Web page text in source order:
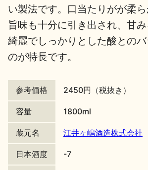
地酒川柳 地酒小説
日本酒の楽しみ方特集
地酒・イベント情報
い製法です。口当たりがが柔
旨味も十分に引き出され、甘
綺麗でしっかりとした酸との
のが特長です。
参考価格 2450円（税抜き）
容量 1800ml
蔵元名 江井ヶ嶋酒造株式会社
日本酒度 -7